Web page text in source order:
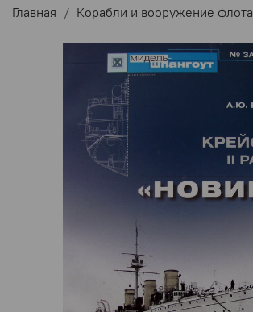
Главная Корабли и вооружение флота